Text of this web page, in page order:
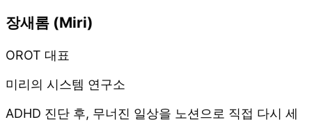
장새롬 (Miri)
OROT 대표
미리의 시스템 연구소
ADHD 진단 후, 무너진 일상을 노션으로 직접 다시 세